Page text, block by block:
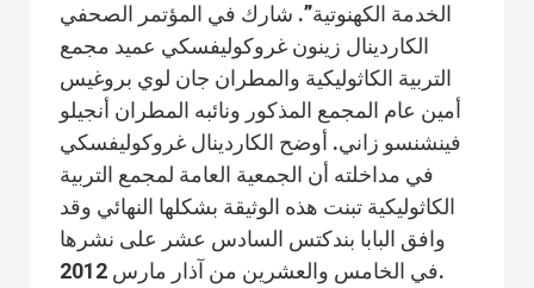
الخدمة الكهنوتية”. شارك في المؤتمر الصحفي
الكاردينال زينون غروكوليفسكي عميد مجمع
التربية الكاثوليكية والمطران جان لوي بروغيس
أمين عام المجمع المذكور ونائبه المطران أنجيلو
فينشنسو زاني. أوضح الكاردينال غروكوليفسكي
في مداخلته أن الجمعية العامة لمجمع التربية
الكاثوليكية تبنت هذه الوثيقة بشكلها النهائي وقد
وافق البابا بندكتس السادس عشر على نشرها
في الخامس والعشرين من آذار مارس 2012.